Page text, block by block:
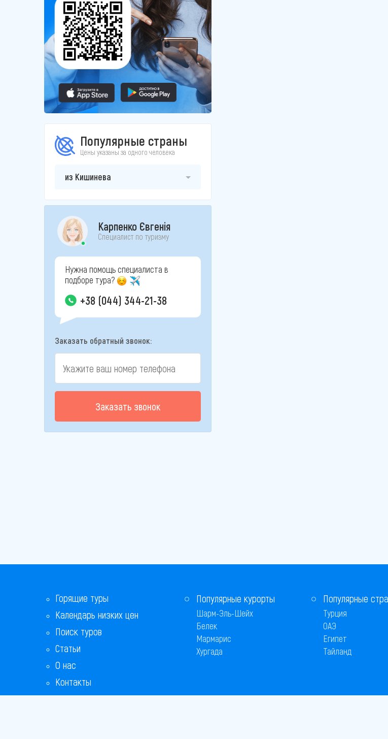
Популярные страны
Цены указаны за одного человека
из Кишинева
Карпенко Євгенія
Специалист по туризму
Нужна помощь специалиста в
подборе тура?
+38 (044) 344-21-38
Заказать обратный звонок:
Заказать звонок
Горящие туры
Календарь низких цен
Поиск туров
Статьи
О нас
Контакты
Бонусная программа
Популярные курорты
Шарм-Эль-Шейх
Белек
Мармарис
Хургада
Популярные
Турция
ОАЭ
Египет
Тайланд